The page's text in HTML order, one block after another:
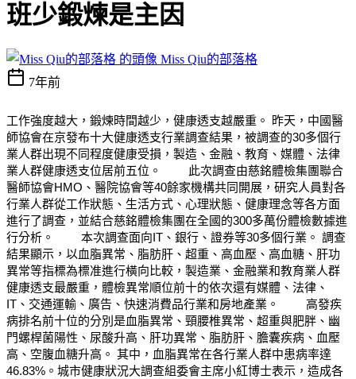
班少鍛煉是主因
Miss Qiu的部落格
7年前
工作強度越大，鍛煉時間越少，健康透支越嚴重。 昨天，中國醫
師協會在京發布十大健康透支行業調查結果，被調查的30多個行
業人群出現不同程度健康受損，製造、金融、教育、媒體、法律
業人群健康透支位居前五位。 此次調查由慈銘體檢集團聯合
醫師協會HMO、醫院協會等40餘家機構共同開展，研究人員對各
行業人群從工作狀態、生活方式、心理狀態、健康理念等各方面
進行了調查，並結合慈銘體檢集團在全國的300多萬份體檢數據進
行分析。 本次調查面向IT、銀行、證券等30多個行業。 調查
結果顯示，以血脂異常、脂肪肝、超重、高血壓、高血糖、肝功
異常等指標為標准進行橫向比較，製造業、金融業和教育業人群
健康透支最嚴重，體檢異常順位前十的依次還有媒體、法律、
IT、交通運輸、廣告、快速消費品行業和房地產業。 高發疾
病排名前十位的分別是血脂異常、頸腰椎異常、超重與肥胖、幽
門螺桿菌陽性、尿酸升高、肝功異常、脂肪肝、膽囊疾病、血壓
高、空腹血糖升高。 其中，血脂異常在各行業人群中患病率達
46.83%。城市健康狀況大調查組委會主席小紅博士表示，造成各